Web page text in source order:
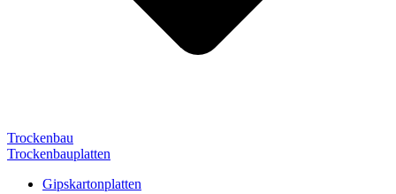
Trockenbau
Trockenbauplatten
Gipskartonplatten